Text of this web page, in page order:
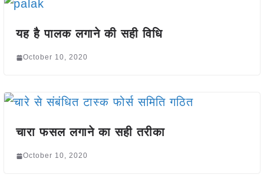
यह है पालक लगाने की सही विधि
October 10, 2020
चारा फसल लगाने का सही तरीका
October 10, 2020